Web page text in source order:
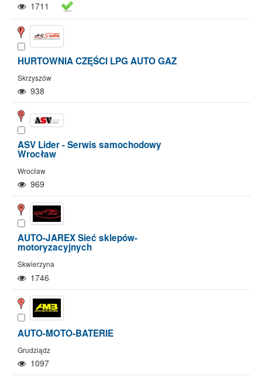
1711
HURTOWNIA CZĘŚCI LPG AUTO GAZ
Skrzyszów
938
ASV Lider - Serwis samochodowy
Wrocław
Wrocław
969
AUTO-JAREX Sieć sklepów-
motoryzacyjnych
Skwierzyna
1746
AUTO-MOTO-BATERIE
Grudziądz
1097